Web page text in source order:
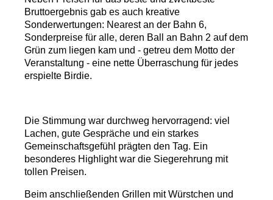
Bruttoergebnis gab es auch kreative
Sonderwertungen: Nearest an der Bahn 6,
Sonderpreise für alle, deren Ball an Bahn 2 auf dem
Grün zum liegen kam und - getreu dem Motto der
Veranstaltung - eine nette Überraschung für jedes
erspielte Birdie.
Die Stimmung war durchweg hervorragend: viel
Lachen, gute Gespräche und ein starkes
Gemeinschaftsgefühl prägten den Tag. Ein
besonderes Highlight war die Siegerehrung mit
tollen Preisen.
Beim anschließenden Grillen mit Würstchen und